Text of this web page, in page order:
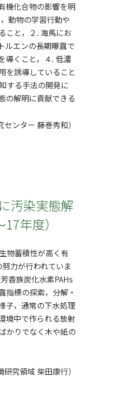
機化合物の影響を明
動物の学習行動や
こと，２. 海馬にお
ルエンの長期曝露で
導くこと，４. 低濃
を誘導していること
する手法の開発に
の解明に貢献できる
センター 藤巻秀和）
汚染実態解
年度）
物蓄積性が高く有
力が行われていま
香族炭化水素PAHs
指標の探索，分解・
子，通常の下水処理
境中で作られる放射
かりでなく木や紙の
研究領域 柴田康行）